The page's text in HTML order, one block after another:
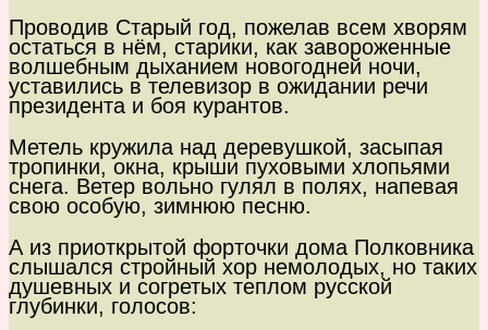
Проводив Старый год, пожелав всем хворям
остаться в нём, старики, как завороженные
волшебным дыханием новогодней ночи,
уставились в телевизор в ожидании речи
президента и боя курантов.
Метель кружила над деревушкой, засыпая
тропинки, окна, крыши пуховыми хлопьями
снега. Ветер вольно гулял в полях, напевая
свою особую, зимнюю песню.
А из приоткрытой форточки дома Полковника
слышался стройный хор немолодых, но таких
душевных и согретых теплом русской
глубинки, голосов: